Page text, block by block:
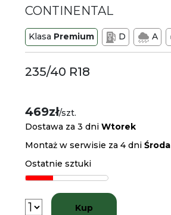
CONTINENTAL
Klasa Premium D A
235/40 R18
469zł/szt.
Dostawa za 3 dniWtorek
Montaż w serwisie za 4 dniŚroda
Ostatnie sztuki
Kup